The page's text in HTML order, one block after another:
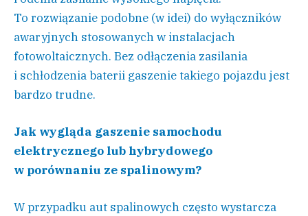
To rozwiązanie podobne (w idei) do wyłączników
awaryjnych stosowanych w instalacjach
fotowoltaicznych. Bez odłączenia zasilania
i schłodzenia baterii gaszenie takiego pojazdu jest
bardzo trudne.
Jak wygląda gaszenie samochodu
elektrycznego lub hybrydowego
w porównaniu ze spalinowym?
W przypadku aut spalinowych często wystarcza